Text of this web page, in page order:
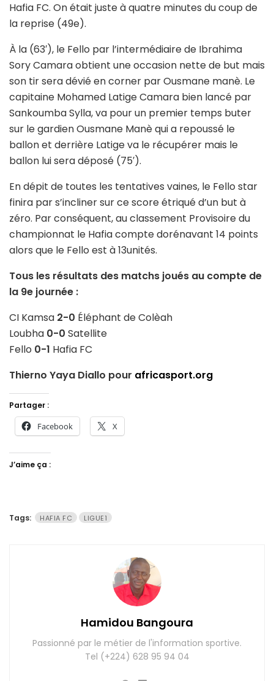
Hafia FC. On était juste à quatre minutes du coup de
la reprise (49e).
À la (63′), le Fello par l’intermédiaire de Ibrahima
Sory Camara obtient une occasion nette de but mais
son tir sera dévié en corner par Ousmane manè. Le
capitaine Mohamed Latige Camara bien lancé par
Sankoumba Sylla, va pour un premier temps buter
sur le gardien Ousmane Manè qui a repoussé le
ballon et derrière Latige va le récupérer mais le
ballon lui sera déposé (75′).
En dépit de toutes les tentatives vaines, le Fello star
finira par s’incliner sur ce score étriqué d’un but à
zéro. Par conséquent, au classement Provisoire du
championnat le Hafia compte dorénavant 14 points
alors que le Fello est à 13unités.
Tous les résultats des matchs joués au compte de
la 9e journée :
CI Kamsa 2-0 Éléphant de Colèah
Loubha 0-0 Satellite
Fello 0-1 Hafia FC
Thierno Yaya Diallo pour africasport.org
Partager :
Facebook X
J’aime ça :
Tags: HAFIA FC LIGUE1
Hamidou Bangoura
Passionné par le métier de l'information sportive.
Tel (+224) 628 95 94 04